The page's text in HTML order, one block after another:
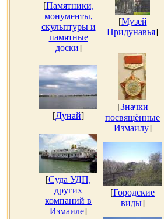
[Памятники,
монументы,
скульптуры и
памятные
доски]
[Музей
Придунавья]
[Дунай]
[Значки
посвящённые
Измаилу]
[Суда УДП,
других
компаний в
Измаиле]
[Городские
виды]